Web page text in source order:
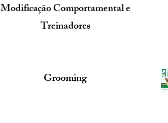
Modificação Comportamental e
Treinadores
Grooming